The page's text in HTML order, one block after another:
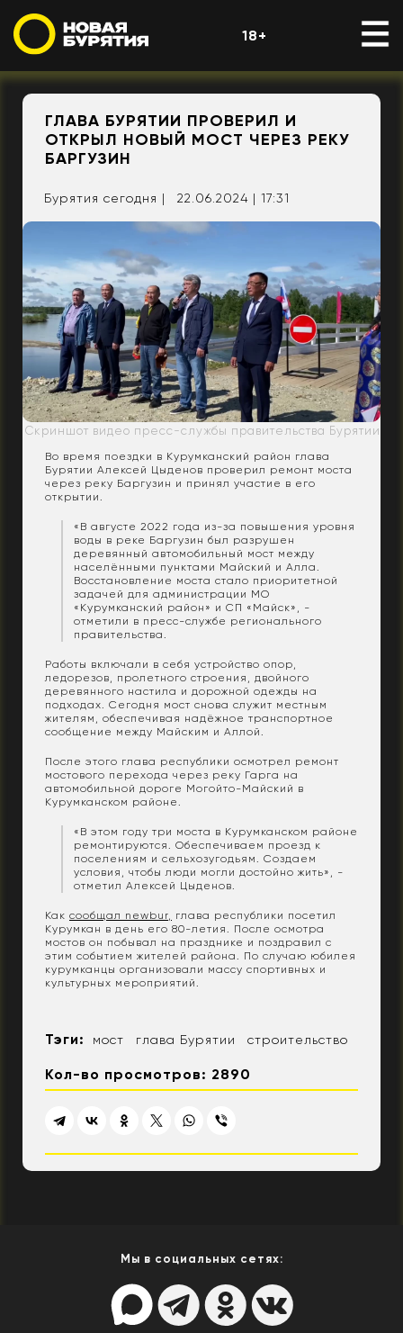
18+
ГЛАВА БУРЯТИИ ПРОВЕРИЛ И
ОТКРЫЛ НОВЫЙ МОСТ ЧЕРЕЗ РЕКУ
БАРГУЗИН
Бурятия сегодня | 22.06.2024 | 17:31
Скриншот видео пресс-службы правительства Бурятии
Во время поездки в Курумканский район глава
Бурятии Алексей Цыденов проверил ремонт моста
через реку Баргузин и принял участие в его
открытии.
«В августе 2022 года из-за повышения уровня
воды в реке Баргузин был разрушен
деревянный автомобильный мост между
населёнными пунктами Майский и Алла.
Восстановление моста стало приоритетной
задачей для администрации МО
«Курумканский район» и СП «Майск», -
отметили в пресс-службе регионального
правительства.
Работы включали в себя устройство опор,
ледорезов, пролетного строения, двойного
деревянного настила и дорожной одежды на
подходах. Сегодня мост снова служит местным
жителям, обеспечивая надёжное транспортное
сообщение между Майским и Аллой.
После этого глава республики осмотрел ремонт
мостового перехода через реку Гарга на
автомобильной дороге Могойто-Майский в
Курумканском районе.
«В этом году три моста в Курумканском районе
ремонтируются. Обеспечиваем проезд к
поселениям и сельхозугодьям. Создаем
условия, чтобы люди могли достойно жить», -
отметил Алексей Цыденов.
Как сообщал newbur, глава республики посетил
Курумкан в день его 80-летия. После осмотра
мостов он побывал на празднике и поздравил с
этим событием жителей района. По случаю юбилея
курумканцы организовали массу спортивных и
культурных мероприятий.
Тэги: мост глава Бурятии строительство
Кол-во просмотров: 2890
Мы в социальных сетях: